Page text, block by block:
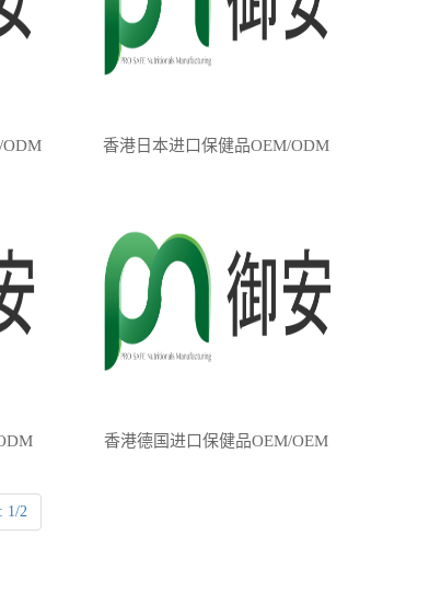
ODM 香港日本进口保健品OEM/ODM
香港德国进口保健品OEM/OEM
1/2